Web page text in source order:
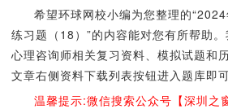
希望环球网校小编为您整理的
练习题（18）”的内容能对您有所帮助
心理咨询师相关复习资料、模拟试题和
文章右侧资料下载列表按钮进入题库即
温馨提示:微信搜索公众号【深圳之